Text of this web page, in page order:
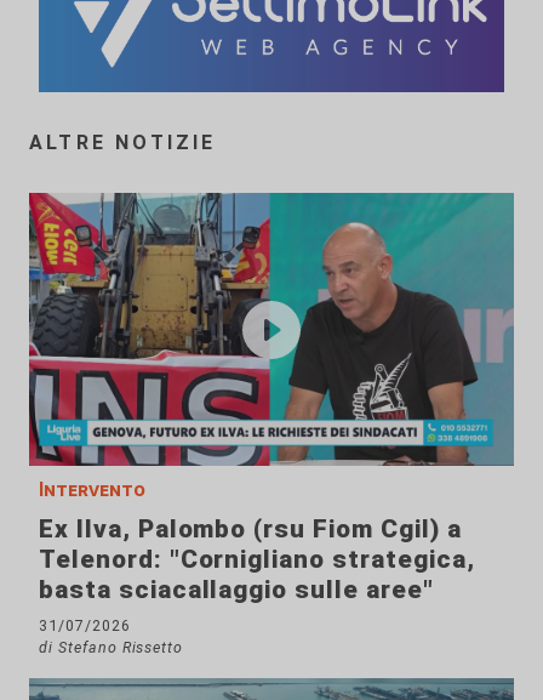
ALTRE NOTIZIE
Intervento
Ex Ilva, Palombo (rsu Fiom Cgil) a
Telenord: "Cornigliano strategica,
basta sciacallaggio sulle aree"
31/07/2026
di Stefano Rissetto